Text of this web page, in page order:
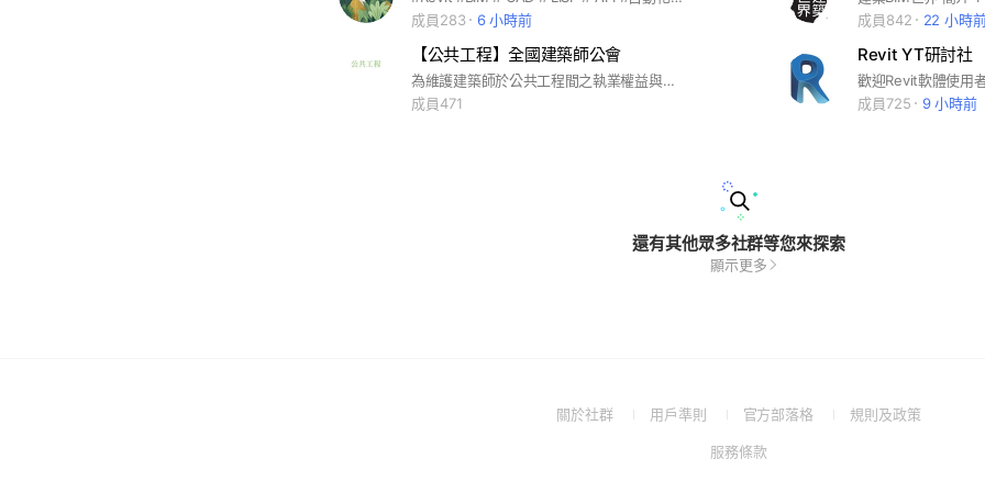
成員283
6 小時前
成員842
22 小時
【公共工程】全國建築師公會
為維護建築師於公共工程間之執業權益與執業環境，並與建築師會員間即時相互溝通，達成共識，特此設置「全國建築師公會-公共工程」群組，歡迎各位在此群組相互交流、切磋與溝通。
成員471
Revit YT研討社
成員725
9 小時前
還有其他眾多社群等您來探索
顯示更多
關於社群
(Open用戶準則
(Open
a
官方部落格
(Open規則及政策(Open
服務條款(Open